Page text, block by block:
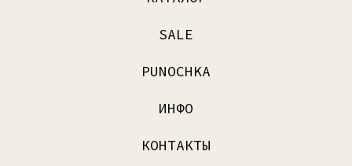
SALE
PUNOCHKA
ИНФО
КОНТАКТЫ